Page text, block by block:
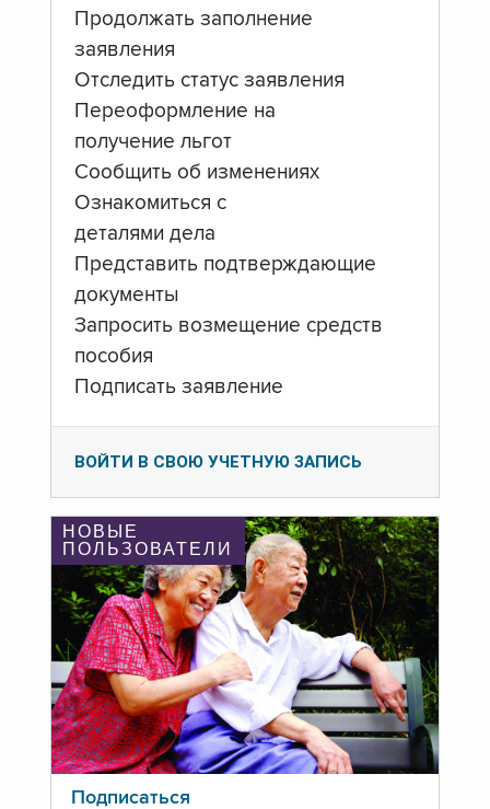
Продолжать заполнение
заявления
Отследить статус заявления
Переоформление на
получение льгот
Сообщить об изменениях
Ознакомиться с
деталями дела
Представить подтверждающие
документы
Запросить возмещение средств
пособия
Подписать заявление
ВОЙТИ В СВОЮ УЧЕТНУЮ ЗАПИСЬ
НОВЫЕ
ПОЛЬЗОВАТЕЛИ
Подписаться